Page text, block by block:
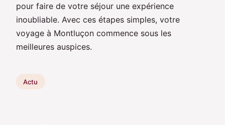
pour faire de votre séjour une expérience
inoubliable. Avec ces étapes simples, votre
voyage à Montluçon commence sous les
meilleures auspices.
Actu